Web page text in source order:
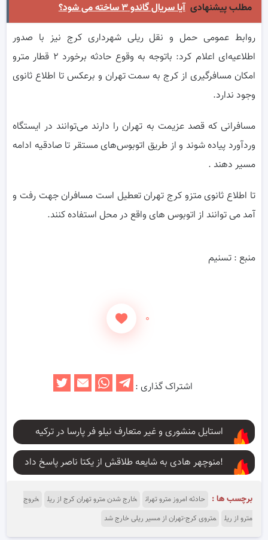
مطلب پیشنهادی آیا سریال گاندو ۳ ساخته می شود؟
روابط عمومی حمل و نقل ریلی شهرداری کرج نیز با صدور
اطلاعیه‌ای اعلام کرد: باتوجه به وقوع حادثه برخورد ۲ قطار مترو
امکان مسافرگیری از کرج به سمت تهران و برعکس تا اطلاع ثانوی
وجود ندارد.
مسافرانی که قصد عزیمت به تهران را دارند می‌توانند در ایستگاه
وردآورد پیاده شوند و از طریق اتوبوس‌های مستقر تا صادقیه ادامه
مسیر دهند .
تا اطلاع ثانوی متزو کرج تهران تعطیل است مسافران جهت رفت و
آمد می توانند از اتوبوس های واقع در محل استفاده کنند.
منبع : تسنیم
۰
اشتراک گذاری :
استایل منشوری و غیر متعارف نیلو فر پارسا در ترکیه
منوچهر هادی به شایعه طلاقش از یکتا ناصر پاسخ داد!
برچسب ها : حادثه امروز مترو تهران خارج شدن مترو تهران کرج از ریل
خروج
مترو از ریل
متروی کرج-تهران از مسیر ریلی خارج شد